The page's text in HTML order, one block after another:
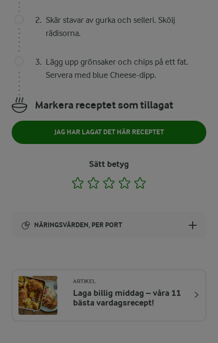
Skär stavar av gurka och selleri. Skölj
rädisorna.
Lägg upp grönsaker och chips på ett fat.
Servera med blue Cheese-dipp.
Markera receptet som tillagat
JAG HAR LAGAT DET HÄR RECEPTET
Sätt betyg
1 2 3 4
NÄRINGSVÄRDEN, PER PORT
ENERGIDISTRIBUTION %
NÄRINGSVÄRDEN PER PORT
ARTIKEL
Laga billig middag – våra 11
bästa vardagsrecept!